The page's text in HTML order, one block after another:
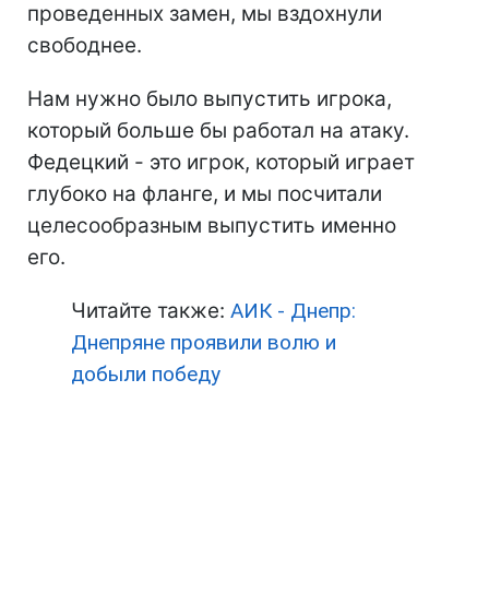
проведенных замен, мы вздохнули
свободнее.
Нам нужно было выпустить игрока,
который больше бы работал на атаку.
Федецкий - это игрок, который играет
глубоко на фланге, и мы посчитали
целесообразным выпустить именно
его.
Читайте также: АИК - Днепр:
Днепряне проявили волю и
добыли победу